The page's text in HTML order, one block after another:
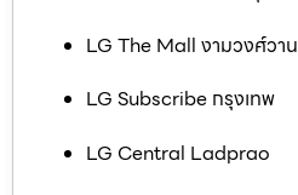
LG The Mall งามวงศ์วาน
LG Subscribe กรุงเทพ
LG Central Ladprao